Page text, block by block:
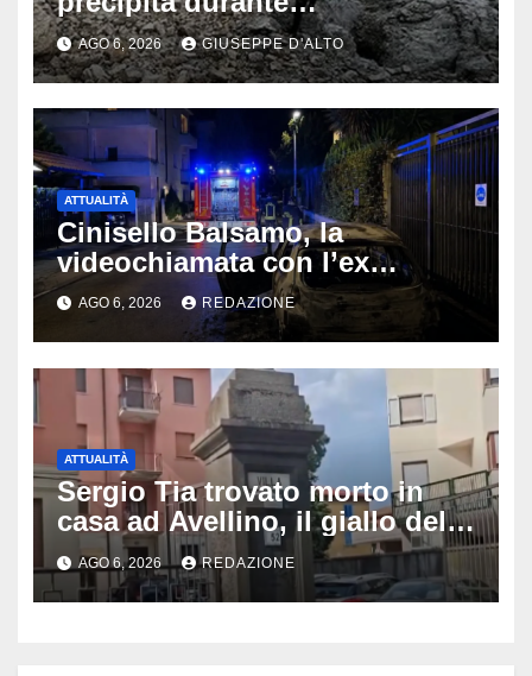
un’escursione: tragedia sul
Latemar davanti alla famiglia
AGO 6, 2026 GIUSEPPE D'ALTO
ATTUALITÀ
Cinisello Balsamo, la
videochiamata con l’ex
fidanzata e il dramma: 35enne
lotta tra la vita e la morte
AGO 6, 2026 REDAZIONE
ATTUALITÀ
Sergio Tia trovato morto in
casa ad Avellino, il giallo della
porta socchiusa: disposta
l’autopsia
AGO 6, 2026 REDAZIONE